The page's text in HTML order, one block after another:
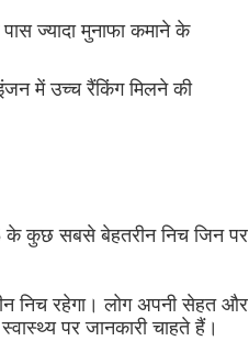
ज्यादा मुनाफा कमाने के
में उच्च रैंकिंग मिलने की
के कुछ सबसे बेहतरीन निच जिन पर
निच रहेगा। लोग अपनी सेहत और
पर जानकारी चाहते हैं।